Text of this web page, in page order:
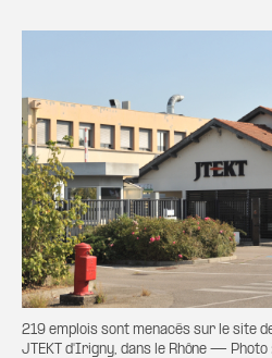
219 emplois sont menacés sur le site
JTEKT d'Irigny, dans le Rhône — Photo